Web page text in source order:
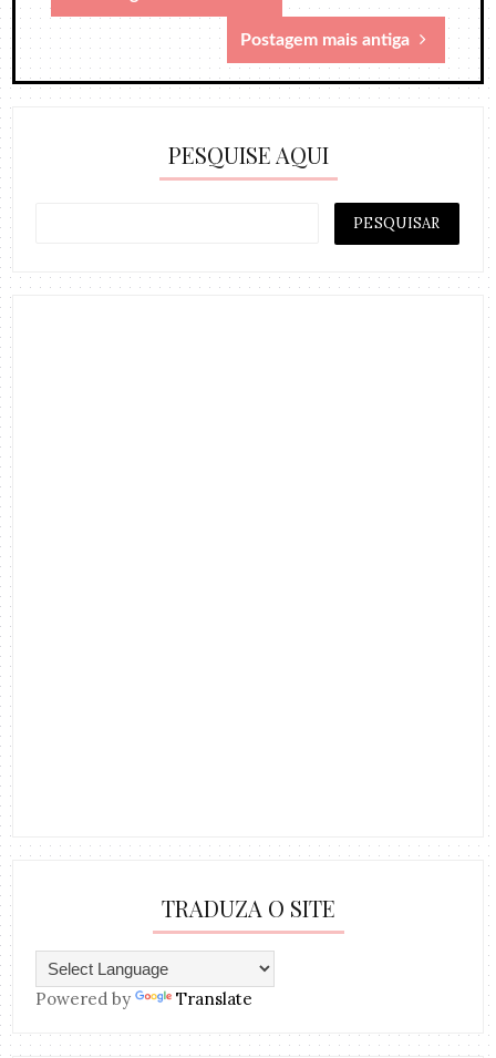
Postagem mais antiga
PESQUISE AQUI
TRADUZA O SITE
Powered by Translate